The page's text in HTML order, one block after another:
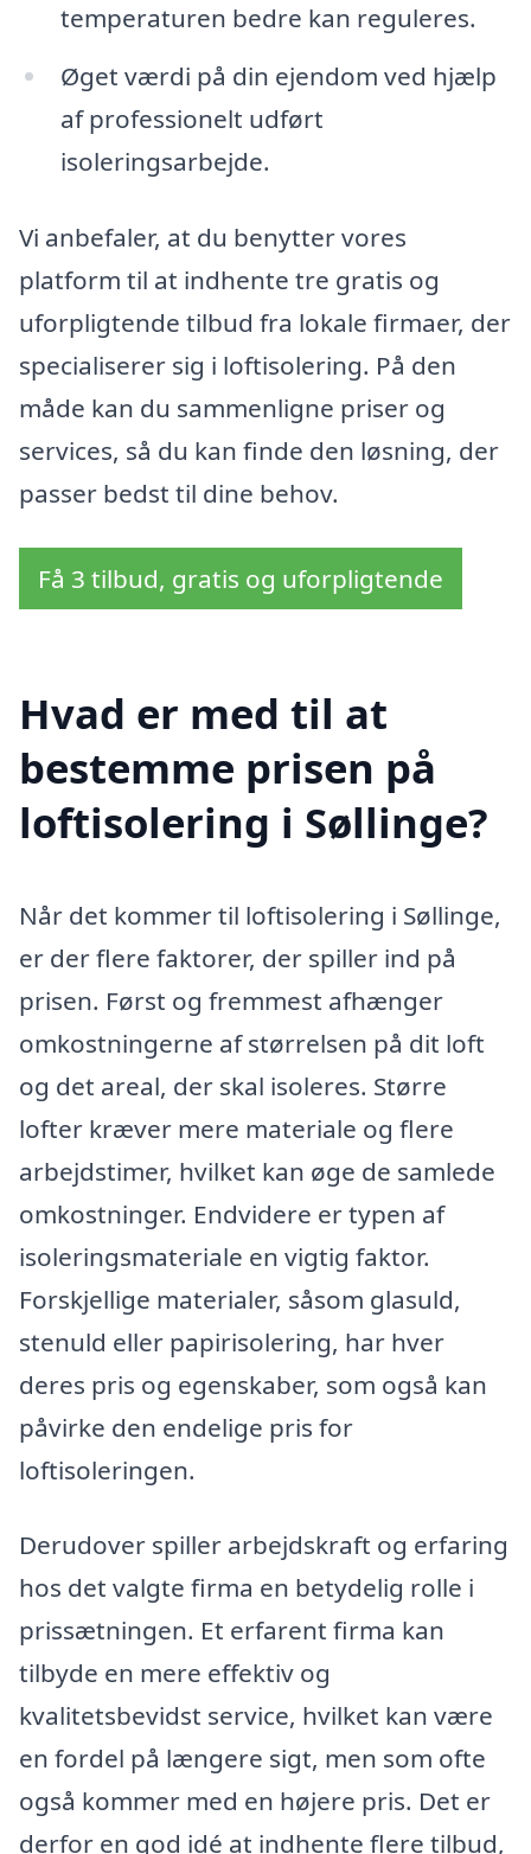
temperaturen bedre kan reguleres.
Øget værdi på din ejendom ved hjælp
af professionelt udført
isoleringsarbejde.
Vi anbefaler, at du benytter vores
platform til at indhente tre gratis og
uforpligtende tilbud fra lokale firmaer, der
specialiserer sig i loftisolering. På den
måde kan du sammenligne priser og
services, så du kan finde den løsning, der
passer bedst til dine behov.
Få 3 tilbud, gratis og uforpligtende
Hvad er med til at
bestemme prisen på
loftisolering i Søllinge?
Når det kommer til loftisolering i Søllinge,
er der flere faktorer, der spiller ind på
prisen. Først og fremmest afhænger
omkostningerne af størrelsen på dit loft
og det areal, der skal isoleres. Større
lofter kræver mere materiale og flere
arbejdstimer, hvilket kan øge de samlede
omkostninger. Endvidere er typen af
isoleringsmateriale en vigtig faktor.
Forskjellige materialer, såsom glasuld,
stenuld eller papirisolering, har hver
deres pris og egenskaber, som også kan
påvirke den endelige pris for
loftisoleringen.
Derudover spiller arbejdskraft og erfaring
hos det valgte firma en betydelig rolle i
prissætningen. Et erfarent firma kan
tilbyde en mere effektiv og
kvalitetsbevidst service, hvilket kan være
en fordel på længere sigt, men som ofte
også kommer med en højere pris. Det er
derfor en god idé at indhente flere tilbud,